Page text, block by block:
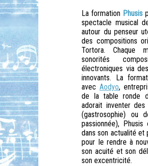
La formation Phusis
spectacle musical
autour du penseur
des compositions
Tortora. Chaque
sonorités
électroniques via
innovants. La
avecAodyo,
de la table ronde
adorait inventer des
(gastrosophie) ou
passionnée), Phusis
dans son actualité
pour le rendre à
son acuité et son
son excentricité.